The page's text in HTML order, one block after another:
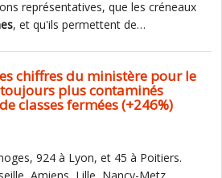
représentatives, que les créneaux
, et qu'ils permettent de…
chiffres du ministère pour le
toujours plus contaminés
classes fermées (+246%)
924 à Lyon, et 45 à Poitiers.